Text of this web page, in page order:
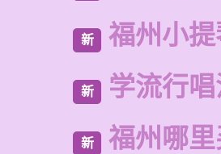
新 福州小
新 学流行
新 福州哪